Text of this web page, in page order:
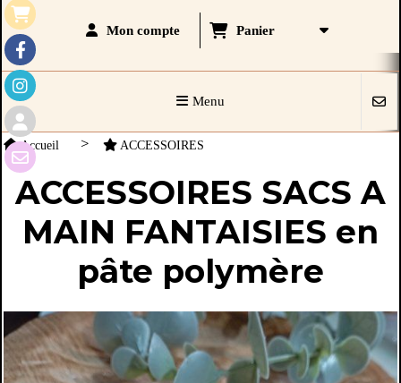
Mon compte Panier
Menu
Accueil ACCESSOIRES
ACCESSOIRES SACS A
MAIN FANTAISIES en
pâte polymère